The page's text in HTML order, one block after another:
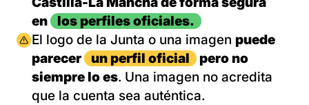
en
los perfiles oficiales.
Imagen
El logo de la Junta o una imagen puede
parecer
un perfil oficial
pero no
siempre lo es. Una imagen no acredita
que la cuenta sea auténtica.